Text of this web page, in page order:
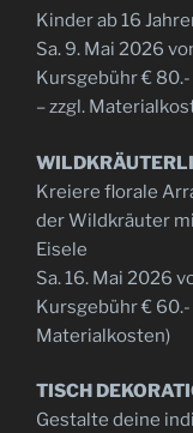
Kinder ab 16
Sa. 9. Mai 2026
Kursgebühr €
– zzgl.
Kreiere florale
der Wildkräuter
Eisele
Sa. 16. Mai 2026
Kursgebühr € 60.-
Materialkosten)
TISCH
Gestalte deine